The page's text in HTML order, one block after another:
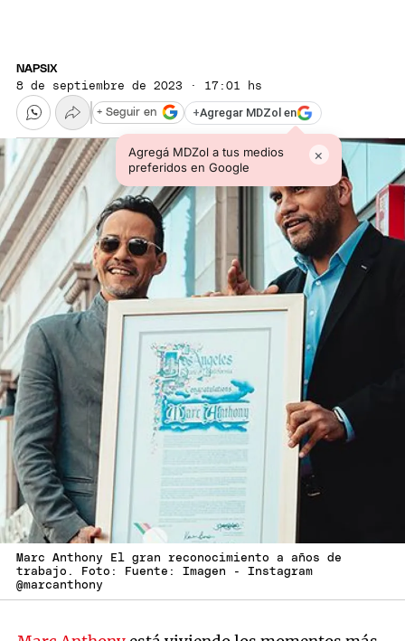
NAPSIX
8 de septiembre de 2023 · 17:01 hs
+Agregar MDZol en
Agregá MDZol a tus medios
preferidos en Google
×
+ Seguir en
Marc Anthony El gran reconocimiento a años de
trabajo. Foto: Fuente: Imagen - Instagram
@marcanthony